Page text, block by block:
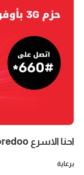
احنا الاسرع ooredoo
برعاية